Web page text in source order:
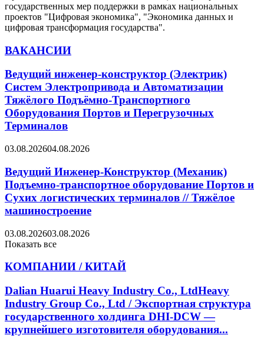
ВАКАНСИИ
Ведущий инженер-конструктор (Электрик)
Систем Электропривода и Автоматизации
Тяжёлого Подъёмно-Транспортного
Оборудования Портов и Перегрузочных
Терминалов
03.08.202604.08.2026
Ведущий Инженер-Конструктор (Механик)
Подъемно-транспортное оборудование Портов и
Сухих логистических терминалов // Тяжёлое
машиностроение
03.08.202603.08.2026
Показать все
КОМПАНИИ / КИТАЙ
Dalian Huarui Heavy Industry Co., LtdHeavy
Industry Group Co., Ltd / Экспортная структура
государственного холдинга DHI-DCW —
крупнейшего изготовителя оборудования...